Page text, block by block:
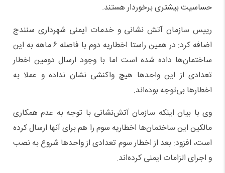
حساسیت بیشتری برخوردار هستند.
رییس سازمان آتش نشانی و خدمات ایمنی شهرداری سنندج
اضافه کرد: در همین راستا اخطاریه دوم با فاصله ۶ ماهه به این
ساختمان‌ها داده شده است اما با وجود ارسال دومین اخطار
تعدادی از این واحدها هیچ واکنشی نشان نداده و عملا به
اخطارها بی‌توجه بوده‌اند.
وی با بیان اینکه سازمان آتش‌نشانی با توجه به عدم همکاری
مالکین این ساختمان‌ها اخطاریه سوم را هم برای آنها ارسال کرده
است، افزود: بعد از اخطار سوم تعدادی از واحدها شروع به نصب
و اجرای الزامات ایمنی کرده‌اند.